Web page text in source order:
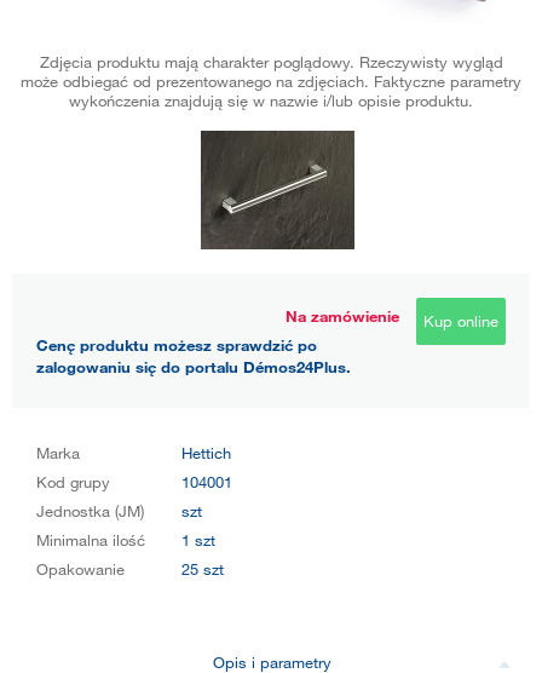
Zdjęcia produktu mają charakter poglądowy. Rzeczywisty wygląd
może odbiegać od prezentowanego na zdjęciach. Faktyczne parametry
wykończenia znajdują się w nazwie i/lub opisie produktu.
Na zamówienie
Cenę produktu możesz sprawdzić po
zalogowaniu się do portalu Démos24Plus.
Kup online
Marka
Hettich
Kod grupy
104001
Jednostka (JM)
szt
Minimalna ilość
1 szt
Opakowanie
25 szt
Opis i parametry